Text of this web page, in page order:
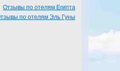
Отзывы по отелям Египта
по отелям Эль Гуны